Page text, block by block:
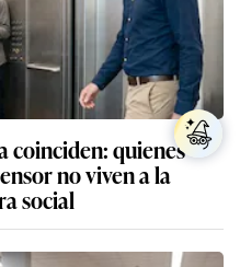
coinciden: quienes
no viven a la
social